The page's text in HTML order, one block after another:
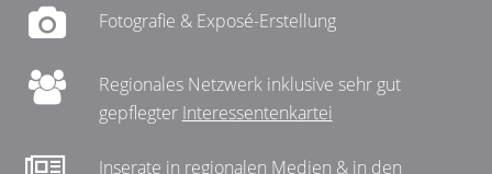
Fotografie & Exposé-Erstellung
Regionales Netzwerk inklusive sehr gut
gepflegter Interessentenkartei
Inserate in regionalen Medien & in den